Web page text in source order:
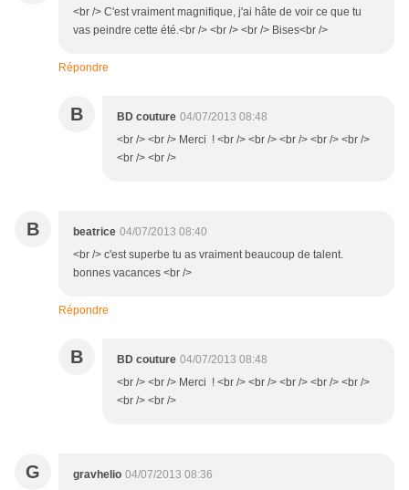
<br /> C'est vraiment magnifique, j'ai hâte de voir ce que tu
vas peindre cette été.<br /> <br /> <br /> Bises<br />
Répondre
B BD couture 04/07/2013 08:48
<br /> <br /> Merci ! <br /> <br /> <br /> <br /> <br />
<br /> <br />
B beatrice 04/07/2013 08:40
<br /> c'est superbe tu as vraiment beaucoup de talent.
bonnes vacances <br />
Répondre
B BD couture 04/07/2013 08:48
<br /> <br /> Merci ! <br /> <br /> <br /> <br /> <br />
<br /> <br />
G gravhelio 04/07/2013 08:36